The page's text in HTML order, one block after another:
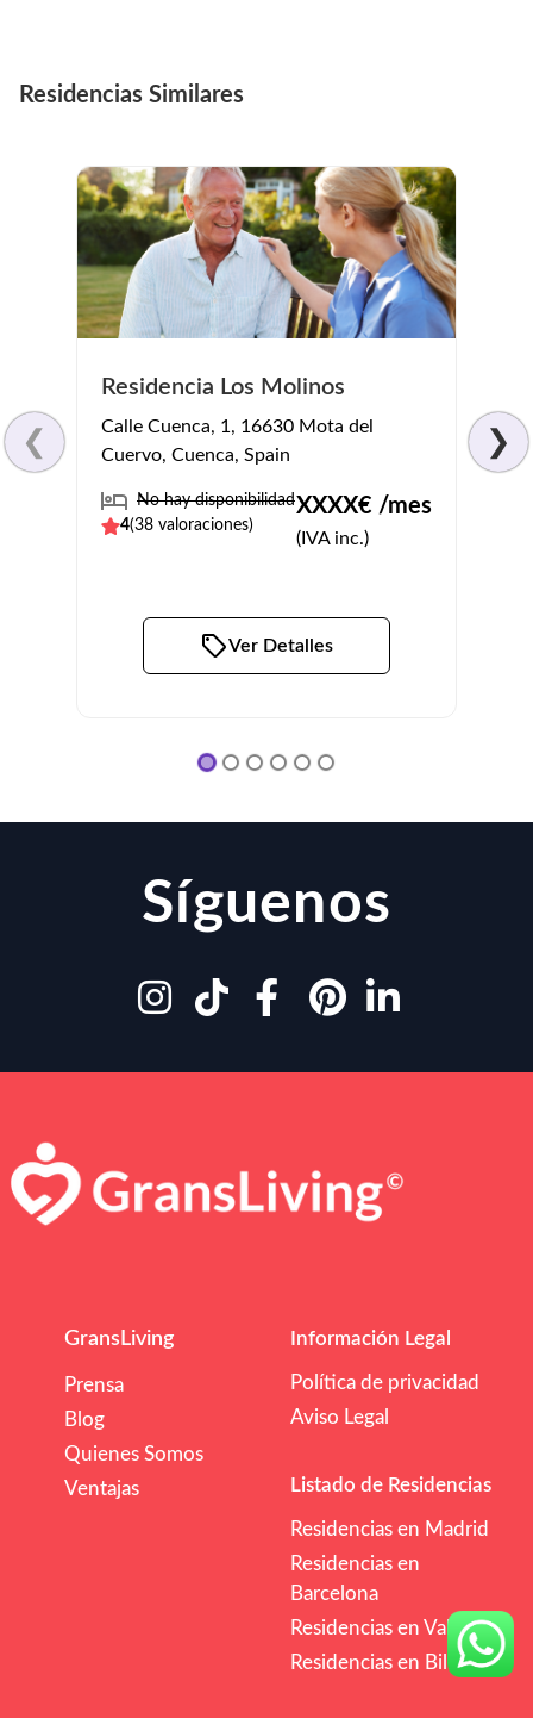
Residencias Similares
❮
Residencia Los Molinos
Calle Cuenca, 1, 16630 Mota del
Cuervo, Cuenca, Spain
No hay disponibilidad
4(38 valoraciones)
XXXX€ /mes
(IVA inc.)
Ver Detalles
❯
Síguenos
GransLiving
Prensa
Blog
Quienes Somos
Ventajas
Información Legal
Política de privacidad
Aviso Legal
Listado de Residencias
Residencias en Madrid
Residencias en
Barcelona
Residencias en Valencia
Residencias en Bilbao